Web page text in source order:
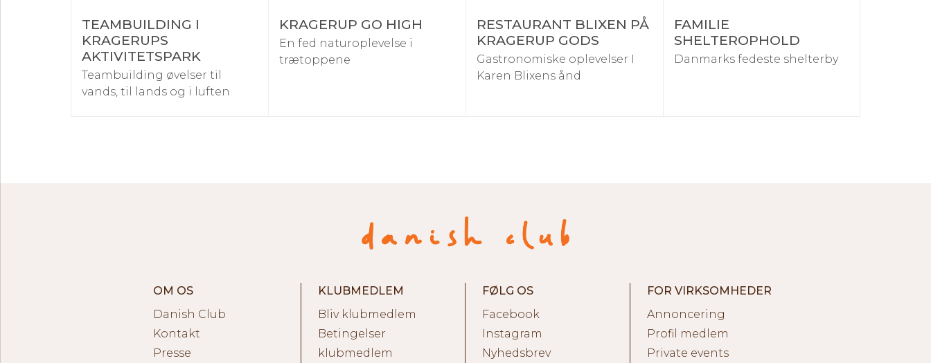
TEAMBUILDING I
KRAGERUPS
AKTIVITETSPARK
Teambuilding øvelser til
vands, til lands og i luften
KRAGERUP GO HIGH
En fed naturoplevelse i
trætoppene
RESTAURANT BLIXEN PÅ
KRAGERUP GODS
Gastronomiske oplevelser I
Karen Blixens ånd
FAMILIE
SHELTEROPHOLD
Danmarks fedeste shelterby
OM OS
Danish Club
Kontakt
Presse
KLUBMEDLEM
Bliv klubmedlem
Betingelser
klubmedlem
FØLG OS
Facebook
Instagram
Nyhedsbrev
FOR VIRKSOMHEDER
Annoncering
Profil medlem
Private events